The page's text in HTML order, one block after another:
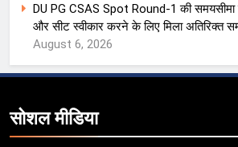
DU PG CSAS Spot Round-1 की समयसीमा
और सीट स्वीकार करने के लिए मिला अतिरिक्त
August 6, 2026
सोशल मीडिया